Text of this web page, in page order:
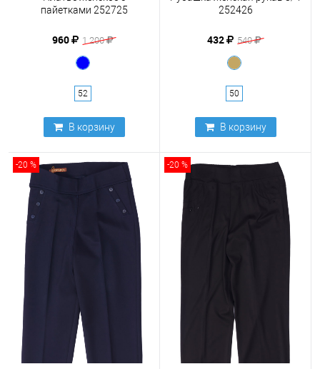
пайетками 252725
960 1 200
52
В корзину
252426
432 540
50
В корзину
-20 % -20 %